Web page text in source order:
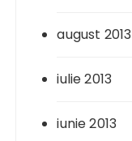
august 2013
iulie 2013
iunie 2013